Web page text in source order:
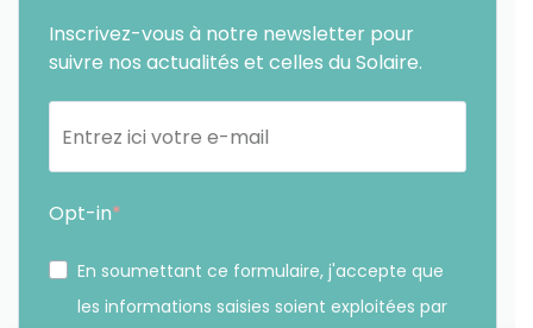
Inscrivez-vous à notre newsletter pour
suivre nos actualités et celles du Solaire.
Opt-in
En soumettant ce formulaire, j'accepte que
les informations saisies soient exploitées par